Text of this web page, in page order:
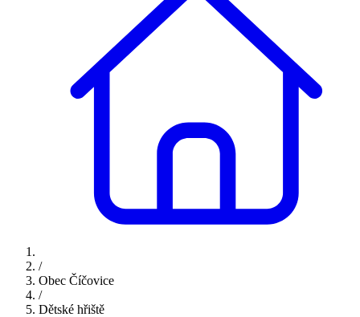
/
Obec Číčovice
/
Dětské hřiště